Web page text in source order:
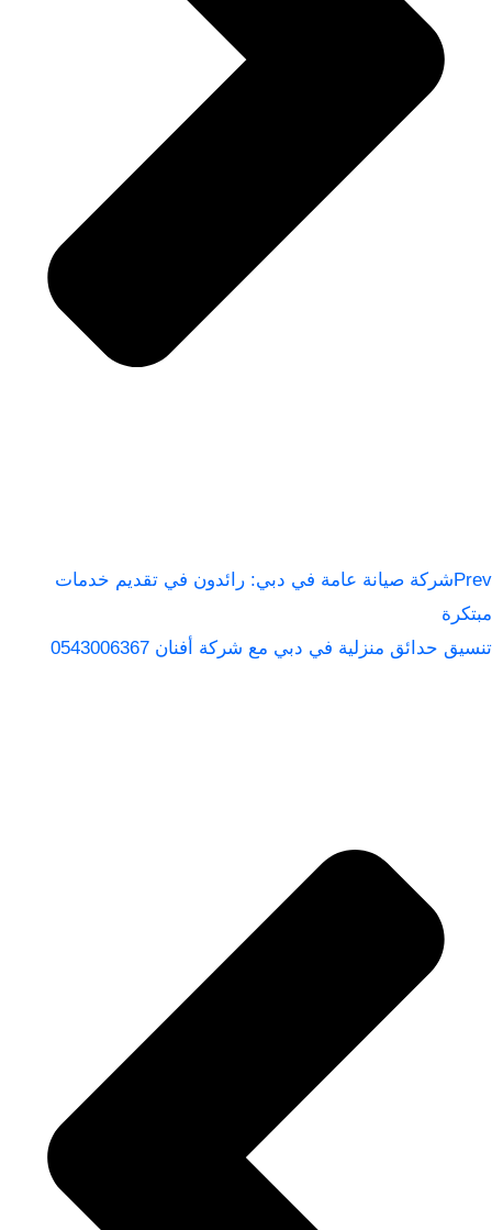
Prevشركة صيانة عامة في دبي: رائدون في تقديم خدمات
مبتكرة
تنسيق حدائق منزلية في دبي مع شركة أفنان 0543006367